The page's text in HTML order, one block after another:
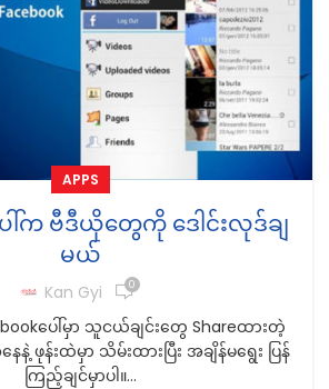
APPS
ါ်က ဗီဒီယိုတွေကို ဒေါင်းလုဒ်ချ
မယ်
Kan Gyi 0
ပေါ်မှာ သူငယ်ချင်းတွေ Shareထားတဲ့
န်းထဲမှာ သိမ်းထားပြီး အချိန်မရွေး ပြန်
ကြည့်ချင်မှာပါ။...